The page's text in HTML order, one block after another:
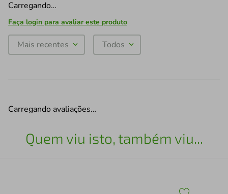
Carregando…
Faça login para avaliar este produto
Mais recentes Todos
Carregando avaliações…
Quem viu isto, também viu...